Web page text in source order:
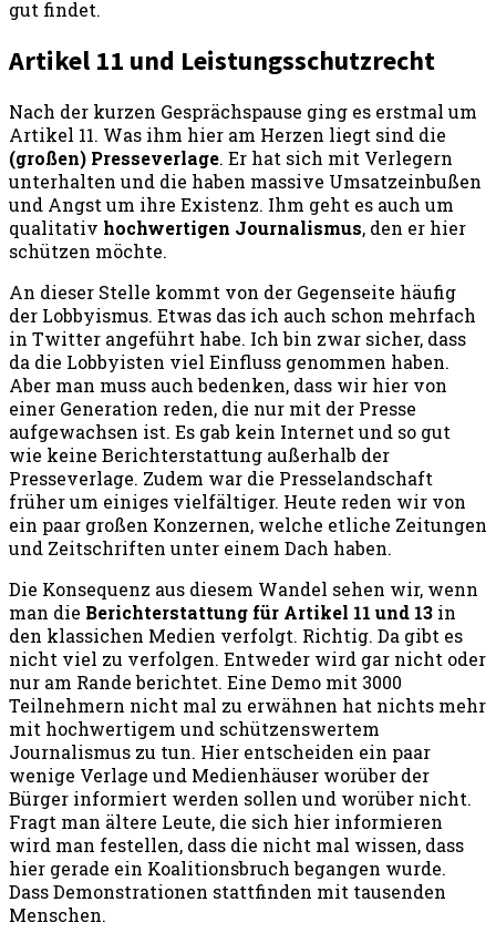
gut findet.
Artikel 11 und Leistungsschutzrecht
Nach der kurzen Gesprächspause ging es erstmal um
Artikel 11. Was ihm hier am Herzen liegt sind die
(großen) Presseverlage. Er hat sich mit Verlegern
unterhalten und die haben massive Umsatzeinbußen
und Angst um ihre Existenz. Ihm geht es auch um
qualitativ hochwertigen Journalismus, den er hier
schützen möchte.
An dieser Stelle kommt von der Gegenseite häufig
der Lobbyismus. Etwas das ich auch schon mehrfach
in Twitter angeführt habe. Ich bin zwar sicher, dass
da die Lobbyisten viel Einfluss genommen haben.
Aber man muss auch bedenken, dass wir hier von
einer Generation reden, die nur mit der Presse
aufgewachsen ist. Es gab kein Internet und so gut
wie keine Berichterstattung außerhalb der
Presseverlage. Zudem war die Presselandschaft
früher um einiges vielfältiger. Heute reden wir von
ein paar großen Konzernen, welche etliche Zeitungen
und Zeitschriften unter einem Dach haben.
Die Konsequenz aus diesem Wandel sehen wir, wenn
man die Berichterstattung für Artikel 11 und 13 in
den klassichen Medien verfolgt. Richtig. Da gibt es
nicht viel zu verfolgen. Entweder wird gar nicht oder
nur am Rande berichtet. Eine Demo mit 3000
Teilnehmern nicht mal zu erwähnen hat nichts mehr
mit hochwertigem und schützenswertem
Journalismus zu tun. Hier entscheiden ein paar
wenige Verlage und Medienhäuser worüber der
Bürger informiert werden sollen und worüber nicht.
Fragt man ältere Leute, die sich hier informieren
wird man festellen, dass die nicht mal wissen, dass
hier gerade ein Koalitionsbruch begangen wurde.
Dass Demonstrationen stattfinden mit tausenden
Menschen.